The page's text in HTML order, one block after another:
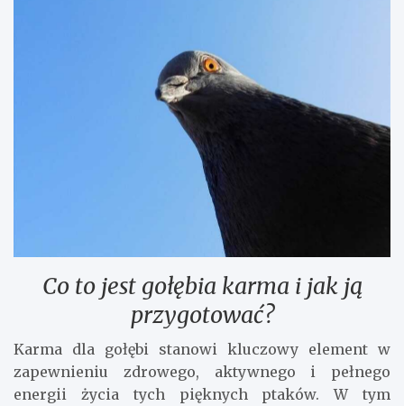
Co to jest gołębia karma i jak ją
przygotować?
Karma dla gołębi stanowi kluczowy element w
zapewnieniu zdrowego, aktywnego i pełnego
energii życia tych pięknych ptaków. W tym